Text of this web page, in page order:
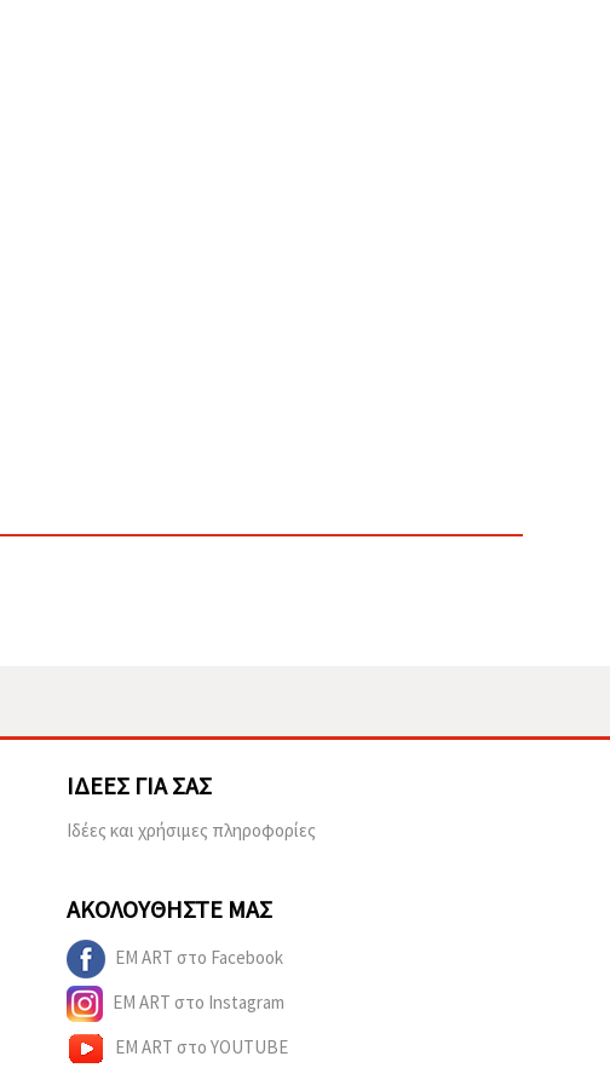
ΙΔΈΕΣ ΓΙΑ ΣΑΣ
Ιδέες και χρήσιμες πληροφορίες
ΑΚΟΛΟΥΘΉΣΤΕ ΜΑΣ
EM ART στο Facebook
EM ART στο Instagram
EM ART στο YOUTUBE